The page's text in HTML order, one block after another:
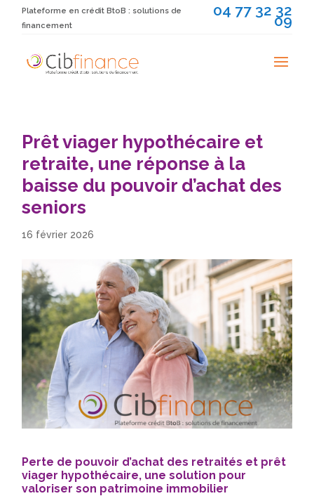
Plateforme en crédit BtoB : solutions de
financement
04 77 32 32
09
Prêt viager hypothécaire et
retraite, une réponse à la
baisse du pouvoir d’achat des
seniors
16 février 2026
Perte de pouvoir d’achat des retraités et prêt
viager hypothécaire, une solution pour
valoriser son patrimoine immobilier